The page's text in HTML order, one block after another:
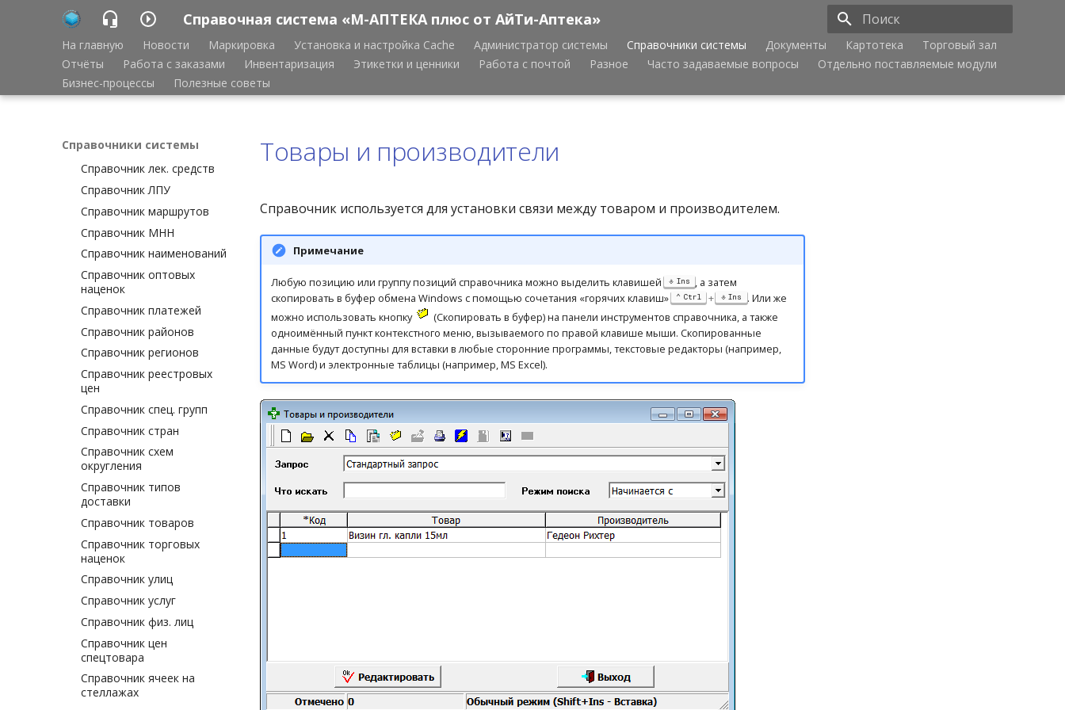
Справочная система «М-АПТЕКА плюс от АйТи-Аптека»
Инициализация поиска
На главную Новости Маркировка Установка и настройка Cache Администратор системы Справочники системы Документы Картотека
Торговый зал
Отчёты
Работа с заказами Инвентаризация Этикетки и ценники Работа с почтой Разное Часто задаваемые вопросы
Отдельно поставляемые модули
Бизнес-процессы
Полезные советы
Справочники системы
реквизитов
Справочник городов
Справочник дозировок
Справочник заболеваний
населения
Справочник лек. средств
Справочник ЛПУ
Справочник маршрутов
Справочник МНН
Справочник наименований
Справочник оптовых
наценок
Справочник платежей
Справочник районов
Справочник регионов
Справочник реестровых
цен
Справочник спец. групп
Справочник стран
Справочник схем
округления
Справочник типов
доставки
Справочник товаров
Справочник торговых
наценок
Справочник улиц
Справочник услуг
Справочник физ. лиц
Справочник цен
спецтовара
Справочник ячеек на
стеллажах
Товары и производители
Справочник используется для установки связи между товаром и производителем.
Примечание
Любую позицию или группу позиций справочника можно выделить клавишей Ins , а затем
скопировать в буфер обмена Windows с помощью сочетания «горячих клавиш»
Ctrl + Ins
. Или же
можно использовать кнопку
(Скопировать в буфер) на панели инструментов справочника, а также
одноимённый пункт контекстного меню, вызываемого по правой клавише мыши. Скопированные
данные будут доступны для вставки в любые сторонние программы, текстовые редакторы (например,
MS Word) и электронные таблицы (например, MS Excel).